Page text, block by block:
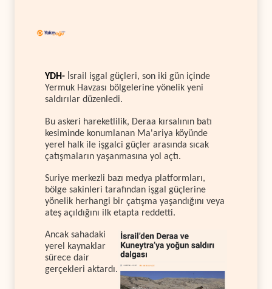
YDH- İsrail işgal güçleri, son iki gün içinde
Yermuk Havzası bölgelerine yönelik yeni
saldırılar düzenledi.
Bu askeri hareketlilik, Deraa kırsalının batı
kesiminde konumlanan Ma'ariya köyünde
yerel halk ile işgalci güçler arasında sıcak
çatışmaların yaşanmasına yol açtı.
Suriye merkezli bazı medya platformları,
bölge sakinleri tarafından işgal güçlerine
yönelik herhangi bir çatışma yaşandığını veya
ateş açıldığını ilk etapta reddetti.
Ancak sahadaki
yerel kaynaklar
sürece dair
gerçekleri aktardı.